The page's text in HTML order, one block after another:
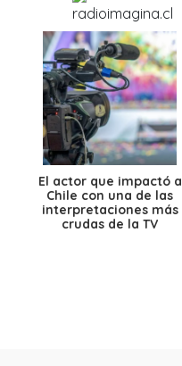
El actor que impactó a
Chile con una de las
interpretaciones más
crudas de la TV